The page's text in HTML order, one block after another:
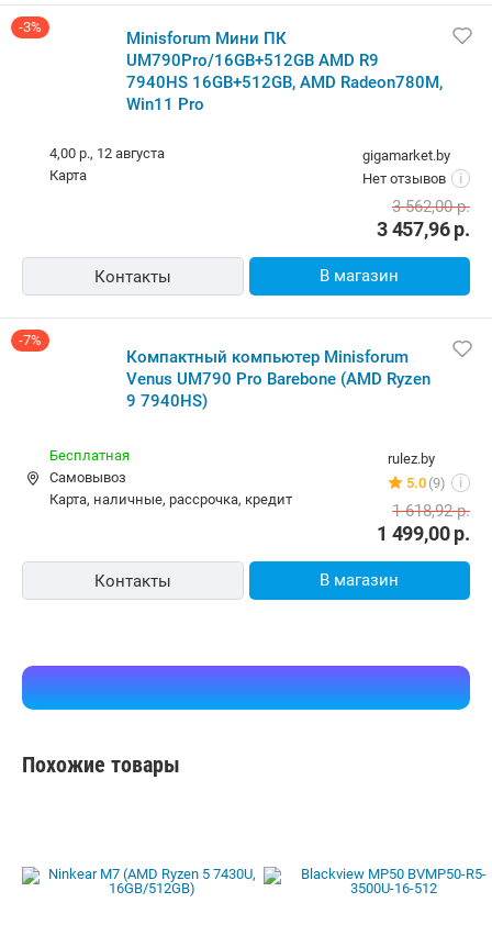
-3%
Minisforum Мини ПК
UM790Pro/16GB+512GB AMD R9
7940HS 16GB+512GB, AMD Radeon780M,
Win11 Pro
gigamarket.by
Нет отзывов
i
4,00 р., 12 августа
карта
3 457,96р.
3 562,00р.
Контакты В магазин
-7%
Компактный компьютер Minisforum
Venus UM790 Pro Barebone (AMD Ryzen
9 7940HS)
rulez.by
5.0 (9) i
Бесплатная
Самовывоз
карта, наличные, рассрочка, кредит
1 499,00р.
1 618,92р.
Контакты В магазин
Похожие товары